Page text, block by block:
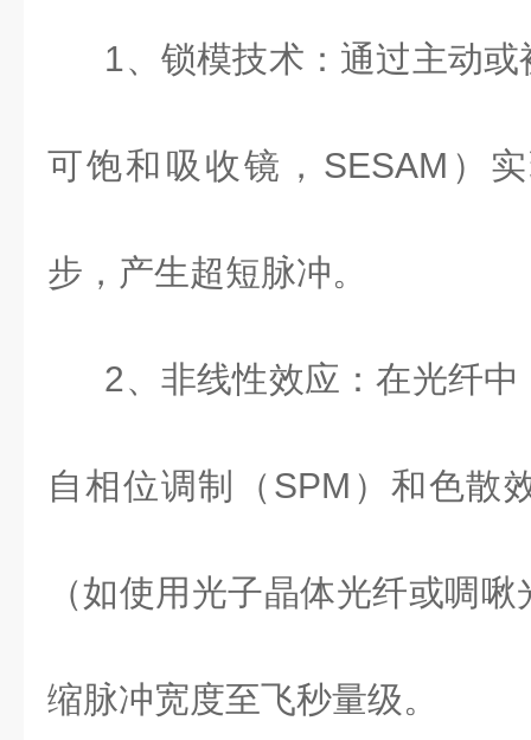
1、锁模技术：通过主动
可饱和吸收镜， SESAM ）
步，产生超短脉冲。
2、非线性效应：在光纤
自相位调制（ SPM ）和色散
（如使用光子晶体光纤或啁
缩脉冲宽度至飞秒量级。